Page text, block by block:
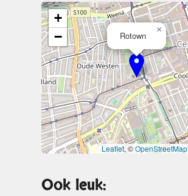
Rotown
×
+
−
Leaflet, ©OpenStreetMap
Ook leuk: